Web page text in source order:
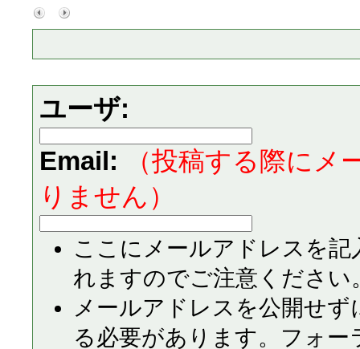
ユーザ:
Email:
（投稿する際に
りません）
ここにメールアドレスを
れますのでご注意ください
メールアドレスを公開せ
る必要があります。フォ